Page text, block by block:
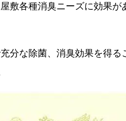
敷各種消臭ニーズに効果が
分な除菌、消臭効果を得る